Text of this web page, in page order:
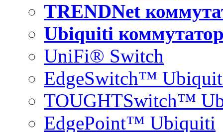
TRENDNet
Ubiquiti
UniFi® Switch
EdgeSwitch™
TOUGHTSwitch™
EdgePoint™ Ubiquiti